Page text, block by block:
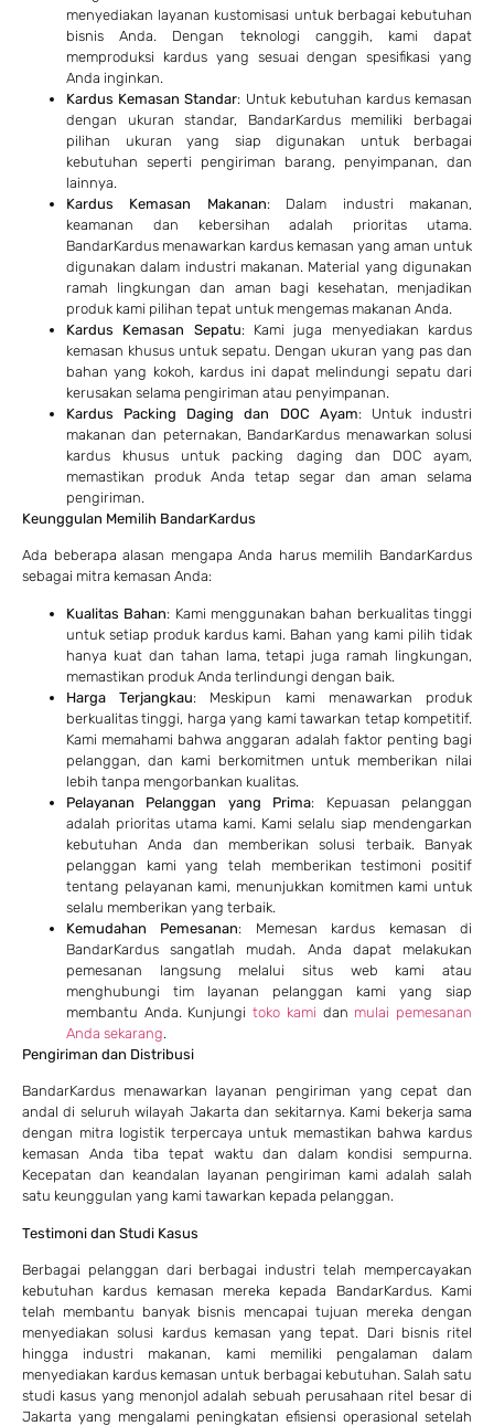
menyediakan layanan kustomisasi untuk berbagai kebutuhan
bisnis Anda. Dengan teknologi canggih, kami dapat
memproduksi kardus yang sesuai dengan spesifikasi yang
Anda inginkan.
Kardus Kemasan Standar: Untuk kebutuhan kardus kemasan
dengan ukuran standar, BandarKardus memiliki berbagai
pilihan ukuran yang siap digunakan untuk berbagai
kebutuhan seperti pengiriman barang, penyimpanan, dan
lainnya.
Kardus Kemasan Makanan: Dalam industri makanan,
keamanan dan kebersihan adalah prioritas utama.
BandarKardus menawarkan kardus kemasan yang aman untuk
digunakan dalam industri makanan. Material yang digunakan
ramah lingkungan dan aman bagi kesehatan, menjadikan
produk kami pilihan tepat untuk mengemas makanan Anda.
Kardus Kemasan Sepatu: Kami juga menyediakan kardus
kemasan khusus untuk sepatu. Dengan ukuran yang pas dan
bahan yang kokoh, kardus ini dapat melindungi sepatu dari
kerusakan selama pengiriman atau penyimpanan.
Kardus Packing Daging dan DOC Ayam: Untuk industri
makanan dan peternakan, BandarKardus menawarkan solusi
kardus khusus untuk packing daging dan DOC ayam,
memastikan produk Anda tetap segar dan aman selama
pengiriman.
Keunggulan Memilih BandarKardus
Ada beberapa alasan mengapa Anda harus memilih BandarKardus
sebagai mitra kemasan Anda:
Kualitas Bahan: Kami menggunakan bahan berkualitas tinggi
untuk setiap produk kardus kami. Bahan yang kami pilih tidak
hanya kuat dan tahan lama, tetapi juga ramah lingkungan,
memastikan produk Anda terlindungi dengan baik.
Harga Terjangkau: Meskipun kami menawarkan produk
berkualitas tinggi, harga yang kami tawarkan tetap kompetitif.
Kami memahami bahwa anggaran adalah faktor penting bagi
pelanggan, dan kami berkomitmen untuk memberikan nilai
lebih tanpa mengorbankan kualitas.
Pelayanan Pelanggan yang Prima: Kepuasan pelanggan
adalah prioritas utama kami. Kami selalu siap mendengarkan
kebutuhan Anda dan memberikan solusi terbaik. Banyak
pelanggan kami yang telah memberikan testimoni positif
tentang pelayanan kami, menunjukkan komitmen kami untuk
selalu memberikan yang terbaik.
Kemudahan Pemesanan: Memesan kardus kemasan di
BandarKardus sangatlah mudah. Anda dapat melakukan
pemesanan langsung melalui situs web kami atau
menghubungi tim layanan pelanggan kami yang siap
membantu Anda. Kunjungitoko kami dan mulai pemesanan
Anda sekarang.
Pengiriman dan Distribusi
BandarKardus menawarkan layanan pengiriman yang cepat dan
andal di seluruh wilayah Jakarta dan sekitarnya. Kami bekerja sama
dengan mitra logistik terpercaya untuk memastikan bahwa kardus
kemasan Anda tiba tepat waktu dan dalam kondisi sempurna.
Kecepatan dan keandalan layanan pengiriman kami adalah salah
satu keunggulan yang kami tawarkan kepada pelanggan.
Testimoni dan Studi Kasus
Berbagai pelanggan dari berbagai industri telah mempercayakan
kebutuhan kardus kemasan mereka kepada BandarKardus. Kami
telah membantu banyak bisnis mencapai tujuan mereka dengan
menyediakan solusi kardus kemasan yang tepat. Dari bisnis ritel
hingga industri makanan, kami memiliki pengalaman dalam
menyediakan kardus kemasan untuk berbagai kebutuhan. Salah satu
studi kasus yang menonjol adalah sebuah perusahaan ritel besar di
Jakarta yang mengalami peningkatan efisiensi operasional setelah